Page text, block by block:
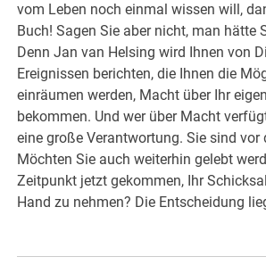
vom Leben noch einmal wissen will,
Buch! Sagen Sie aber nicht, man hätte
Denn Jan van Helsing wird Ihnen von
Ereignissen berichten, die Ihnen die
einräumen werden, Macht über Ihr
bekommen. Und wer über Macht
eine große Verantwortung. Sie sind vor
Möchten Sie auch weiterhin gelebt
Zeitpunkt jetzt gekommen, Ihr
Hand zu nehmen? Die Entscheidung